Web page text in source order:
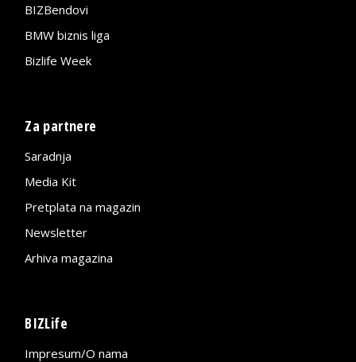
BIZBendovi
BMW biznis liga
Bizlife Week
Za partnere
Saradnja
Media Kit
Pretplata na magazin
Newsletter
Arhiva magazina
BIZLife
Impresum/O nama